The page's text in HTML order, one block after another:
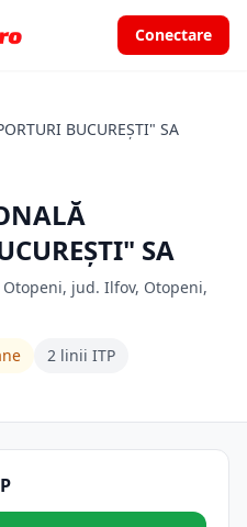
Conectare
BUCUREŞTI" SA
SA
Otopeni, jud. Ilfov, Otopeni,
2 linii ITP